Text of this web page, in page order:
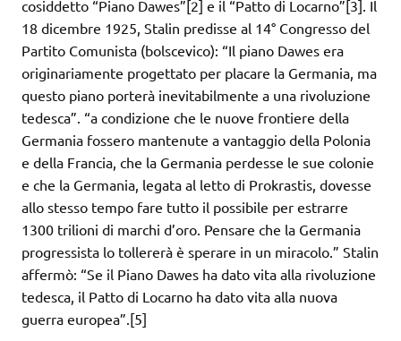
cosiddetto “Piano Dawes”[2] e il “Patto di Locarno”[3]. Il
18 dicembre 1925, Stalin predisse al 14° Congresso del
Partito Comunista (bolscevico): “Il piano Dawes era
originariamente progettato per placare la Germania, ma
questo piano porterà inevitabilmente a una rivoluzione
tedesca”. “a condizione che le nuove frontiere della
Germania fossero mantenute a vantaggio della Polonia
e della Francia, che la Germania perdesse le sue colonie
e che la Germania, legata al letto di Prokrastis, dovesse
allo stesso tempo fare tutto il possibile per estrarre
1300 trilioni di marchi d’oro. Pensare che la Germania
progressista lo tollererà è sperare in un miracolo.” Stalin
affermò: “Se il Piano Dawes ha dato vita alla rivoluzione
tedesca, il Patto di Locarno ha dato vita alla nuova
guerra europea”.[5]